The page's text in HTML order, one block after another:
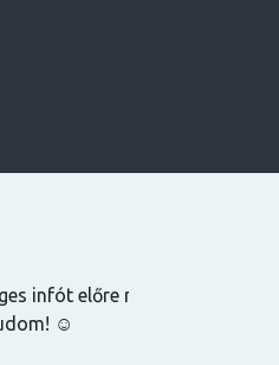
infót előre megkaptam,
☺️